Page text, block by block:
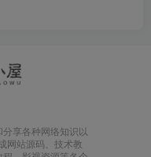
享各种网络知识以
网站源码、技术教